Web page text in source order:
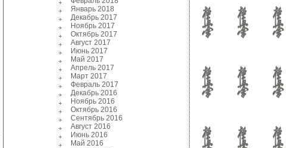
Январь 2018
Декабрь 2017
Ноябрь 2017
Октябрь 2017
Август 2017
Июнь 2017
Май 2017
Апрель 2017
Март 2017
Февраль 2017
Декабрь 2016
Ноябрь 2016
Октябрь 2016
Сентябрь 2016
Август 2016
Июнь 2016
Май 2016